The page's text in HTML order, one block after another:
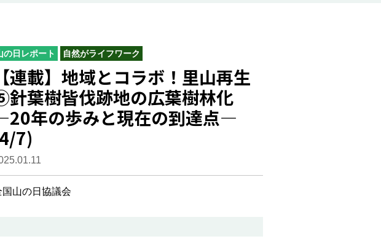
の日レポート 自然がライフワーク
【連載】地域とコラボ！里山再生
葉樹皆伐跡地の広葉樹林化
年の歩みと現在の到達点―
7)
国山の日協議会